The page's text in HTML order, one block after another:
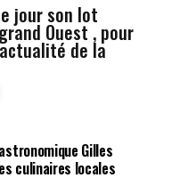
jour son lot
Ouest , pour
de la
Gilles
culinaires locales